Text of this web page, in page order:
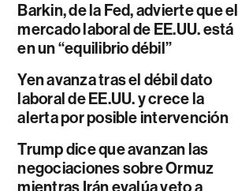
Barkin, de la Fed, advierte que el
mercado laboral de EE.UU. está
en un “equilibrio débil”
Yen avanza tras el débil dato
laboral de EE.UU. y crece la
alerta por posible intervención
Trump dice que avanzan las
negociaciones sobre Ormuz
mientras Irán evalúa veto a